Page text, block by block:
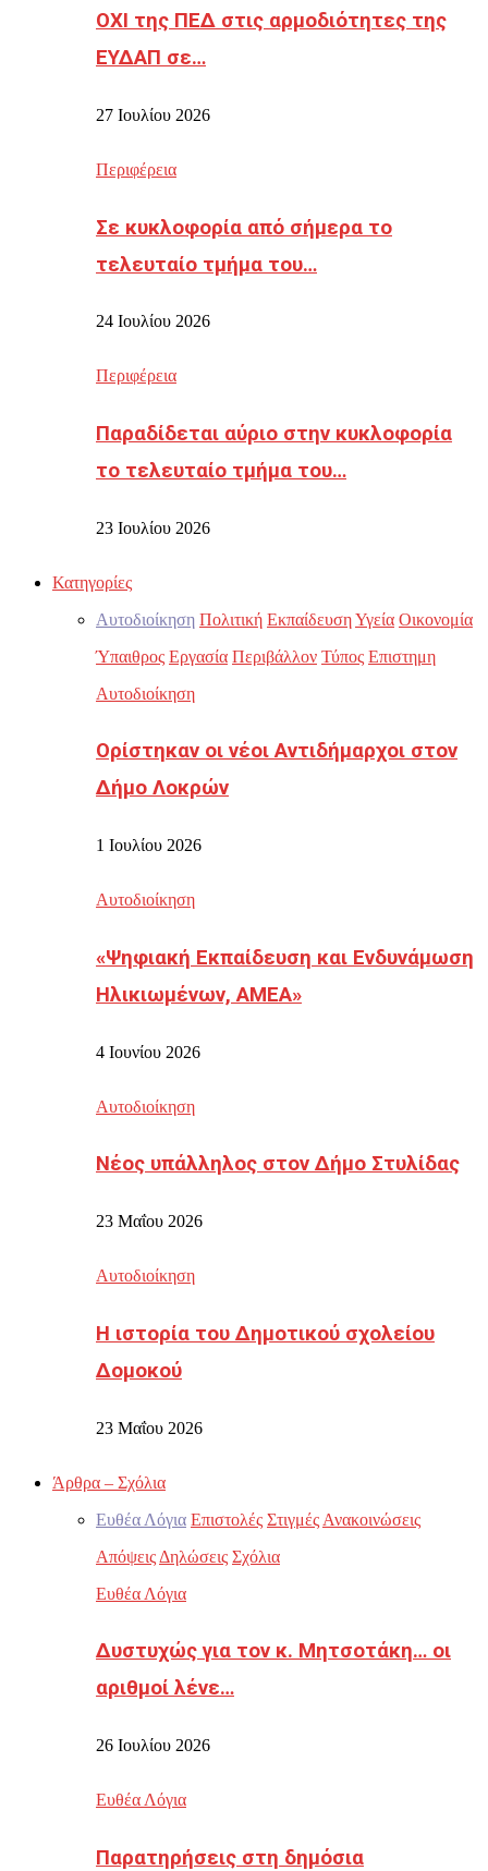
ΟΧΙ της ΠΕΔ στις αρμοδιότητες της
ΕΥΔΑΠ σε…
27 Ιουλίου 2026
Περιφέρεια
Σε κυκλοφορία από σήμερα το
τελευταίο τμήμα του…
24 Ιουλίου 2026
Περιφέρεια
Παραδίδεται αύριο στην κυκλοφορία
το τελευταίο τμήμα του…
23 Ιουλίου 2026
Κατηγορίες
Αυτοδιοίκηση Πολιτική ΕκπαίδευσηΥγεία Οικονομία
Ύπαιθρος Εργασία Περιβάλλον Τύπος Επιστημη
Αυτοδιοίκηση
Ορίστηκαν οι νέοι Αντιδήμαρχοι στον
Δήμο Λοκρών
1 Ιουλίου 2026
Αυτοδιοίκηση
«Ψηφιακή Εκπαίδευση και Ενδυνάμωση
Ηλικιωμένων, ΑΜΕΑ»
4 Ιουνίου 2026
Αυτοδιοίκηση
Νέος υπάλληλος στον Δήμο Στυλίδας
23 Μαΐου 2026
Αυτοδιοίκηση
Η ιστορία του Δημοτικού σχολείου
Δομοκού
23 Μαΐου 2026
Άρθρα – Σχόλια
Ευθέα Λόγια Επιστολές Στιγμές Ανακοινώσεις
Απόψεις Δηλώσεις Σχόλια
Ευθέα Λόγια
Δυστυχώς για τον κ. Μητσοτάκη… οι
αριθμοί λένε…
26 Ιουλίου 2026
Ευθέα Λόγια
Παρατηρήσεις στη δημόσια